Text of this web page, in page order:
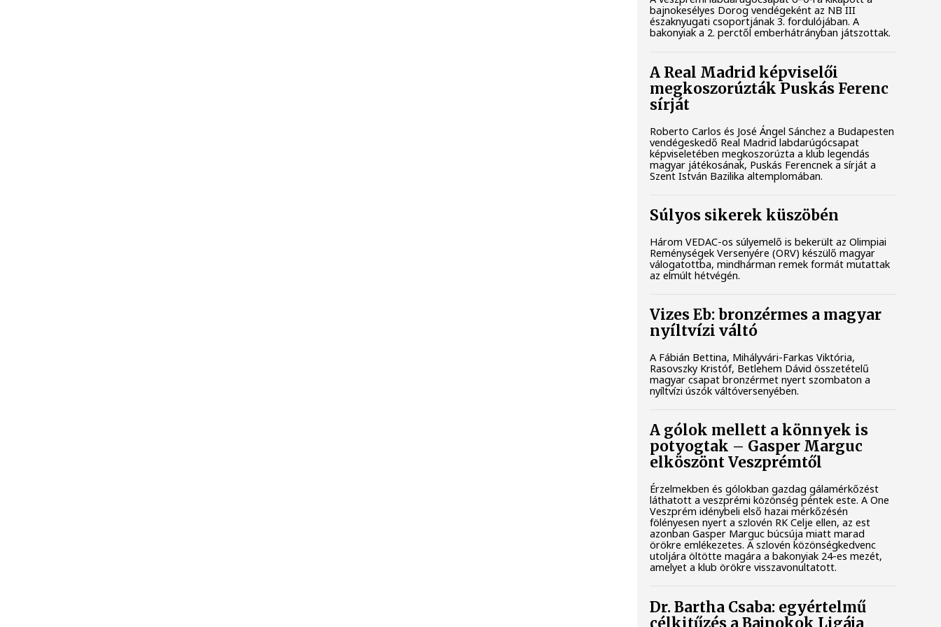
bajnokesélyes Dorog vendégeként az NB III
északnyugati csoportjának 3. fordulójában. A
bakonyiak a 2. perctől emberhátrányban játszottak.
A Real Madrid képviselői
megkoszorúzták Puskás Ferenc
sírját
Roberto Carlos és José Ángel Sánchez a Budapesten
vendégeskedő Real Madrid labdarúgócsapat
képviseletében megkoszorúzta a klub legendás
magyar játékosának, Puskás Ferencnek a sírját a
Szent István Bazilika altemplomában.
Súlyos sikerek küszöbén
Három VEDAC-os súlyemelő is bekerült az Olimpiai
Reménységek Versenyére (ORV) készülő magyar
válogatottba, mindhárman remek formát mutattak
az elmúlt hétvégén.
Vizes Eb: bronzérmes a magyar
nyíltvízi váltó
A Fábián Bettina, Mihályvári-Farkas Viktória,
Rasovszky Kristóf, Betlehem Dávid összetételű
magyar csapat bronzérmet nyert szombaton a
nyíltvízi úszók váltóversenyében.
A gólok mellett a könnyek is
potyogtak – Gasper Marguc
elköszönt Veszprémtől
Érzelmekben és gólokban gazdag gálamérkőzést
láthatott a veszprémi közönség péntek este. A One
Veszprém idénybeli első hazai mérkőzésén
fölényesen nyert a szlovén RK Celje ellen, az est
azonban Gasper Marguc búcsúja miatt marad
örökre emlékezetes. A szlovén közönségkedvenc
utoljára öltötte magára a bakonyiak 24-es mezét,
amelyet a klub örökre visszavonultatott.
Dr. Bartha Csaba: egyértelmű
célkitűzés a Bajnokok Ligája